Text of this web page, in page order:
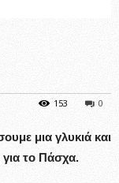
0
153
μια γλυκιά και
για το Πάσχα.